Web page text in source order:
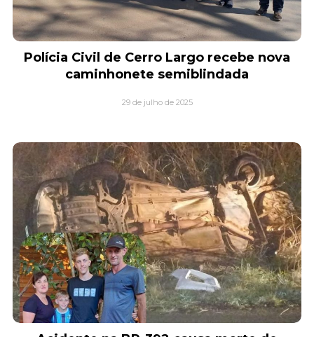
Polícia Civil de Cerro Largo recebe nova
caminhonete semiblindada
29 de julho de 2025